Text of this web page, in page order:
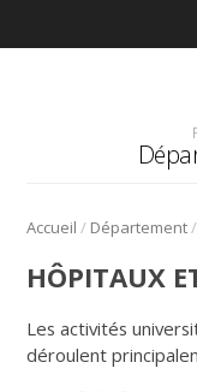
Accueil / Département/
HÔPITAUX
Les activités
déroulent